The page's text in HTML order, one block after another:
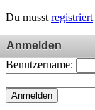
Du musst registriert
Anmelden
Benutzername:
Anmelden